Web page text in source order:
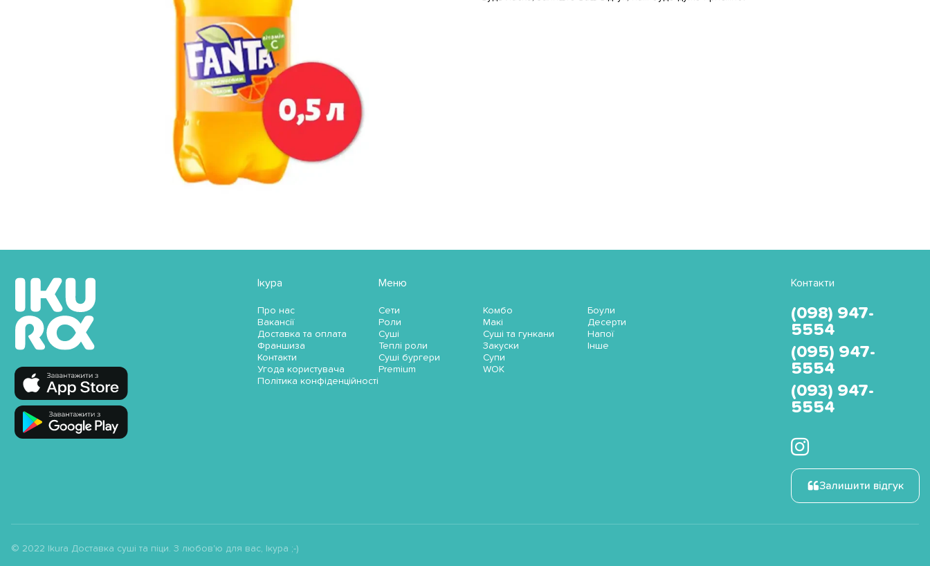
Ікура
Про нас
Вакансії
Доставка та оплата
Франшиза
Контакти
Угода користувача
Політика конфіденційності
Меню
Сети
Роли
Суші
Теплі роли
Суші бургери
Premium
Комбо
Макі
Суші та гункани
Закуски
Супи
WOK
Боули
Десерти
Напої
Інше
Контакти
(098) 947-
5554
(095) 947-
5554
(093) 947-
5554
Залишити відгук
© 2022 Ikura Доставка суші та піци. З любов'ю для вас, Ікура ;-)